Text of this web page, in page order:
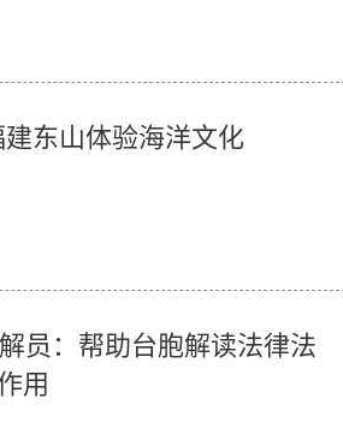
东山体验海洋文化
员：帮助台胞解读法律法
用